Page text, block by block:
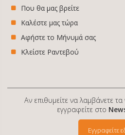
Που θα μας βρείτε
Καλέστε μας τώρα
Αφήστε το Μήνυμά σας
Κλείστε Ραντεβού
Αν επιθυμείτε να λαμβάνετε
εγγραφείτε στο
Εγγραφείτε